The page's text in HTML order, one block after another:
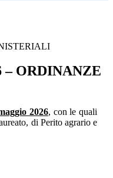
– ORDINANZE
2026, con le quali
di Perito agrario e